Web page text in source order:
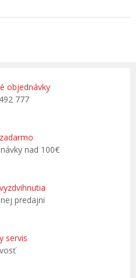
objednávky
777
nad 100€
predajni
servis